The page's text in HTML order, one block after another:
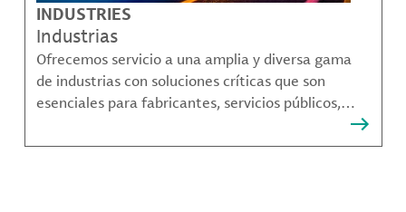
INDUSTRIES
Industrias
Ofrecemos servicio a una amplia y diversa gama
de industrias con soluciones críticas que son
esenciales para fabricantes, servicios públicos,
compuestos de materiales y mucho más.